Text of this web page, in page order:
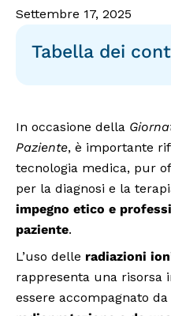
Settembre 17, 2025
Tabella dei
In occasione della
Paziente, è importante
tecnologia medica, pur
per la diagnosi e la
impegno etico e
paziente.
L’uso delle radiazioni
rappresenta una risorsa
essere accompagnato da